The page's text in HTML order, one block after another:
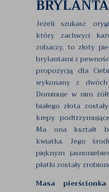
Jeżeli szukasz
który zachwyci
zobaczy, to złoty
brylantami z
propozycją dla
wykonany z
Dominuje w nim
białego złota
krepy
Ma ona kształt
kwiatka. Jego
pięknym
płatki zostały
Masa